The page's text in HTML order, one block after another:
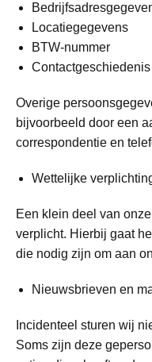
Locatiegegevens
BTW-nummer
Contactgeschiedenis
Overige
bijvoorbeeld door een
correspondentie en
Wettelijke
Een klein deel van
verplicht. Hierbij gaat
die nodig zijn om aan
Nieuwsbrieven en
Incidenteel sturen wij
Soms zijn deze